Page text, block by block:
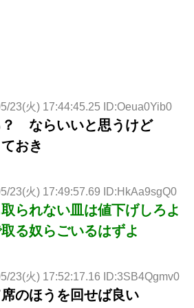
23(火) 17:44:45.25 ID:Oeua0Yib0
？ ならいいと思うけど
おき
23(火) 17:49:57.69 ID:HkAa9sgQ0
られない皿は値下げしろよ
る奴らごいるはずよ
23(火) 17:52:17.16 ID:3SB4Qgmv0
のほうを回せば良い